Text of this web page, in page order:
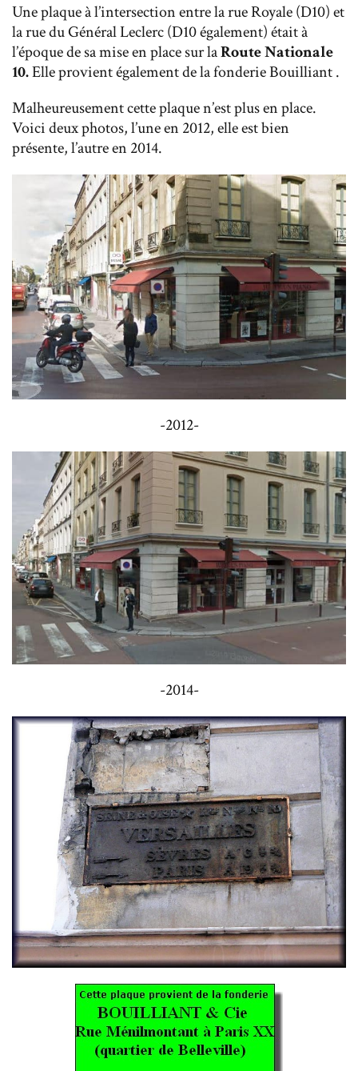
Une plaque à l’intersection entre la rue Royale (D10) et
la rue du Général Leclerc (D10 également) était à
l’époque de sa mise en place sur laRoute Nationale
10.Elle provient également de la fonderie Bouilliant .
Malheureusement cette plaque n’est plus en place.
Voici deux photos, l’une en 2012, elle est bien
présente, l’autre en 2014.
-2012-
-2014-